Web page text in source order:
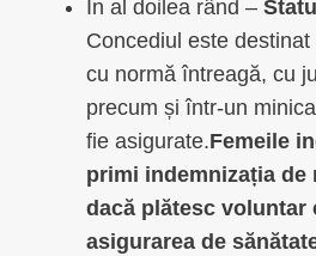
În al doilea rând –
Concediul este
cu normă întreagă, cu
precum și într-un
fie asigurate.Femeile
primi indemnizația de
dacă plătesc
asigurarea de